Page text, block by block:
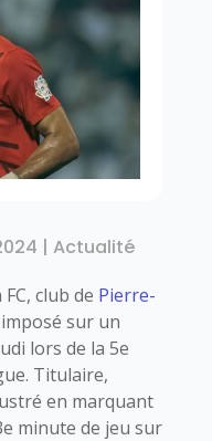
| Actualité
club de Pierre-
sur un
lors de la 5e
Titulaire,
en marquant
minute de jeu sur